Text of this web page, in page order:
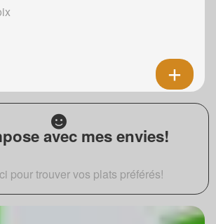
avec mes envies!
pour trouver vos plats préférés!